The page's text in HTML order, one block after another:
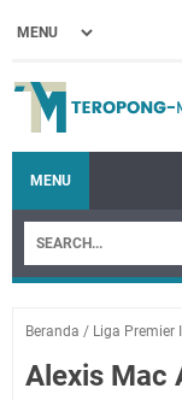
MENU
Beranda / Liga Premier
Alexis Mac